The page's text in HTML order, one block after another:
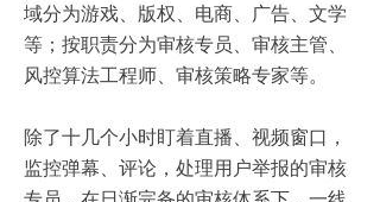
域分为游戏、版权、电商、广告、文学
等；按职责分为审核专员、审核主管、
风控算法工程师、审核策略专家等。
除了十几个小时盯着直播、视频窗口，
监控弹幕、评论，处理用户举报的审核